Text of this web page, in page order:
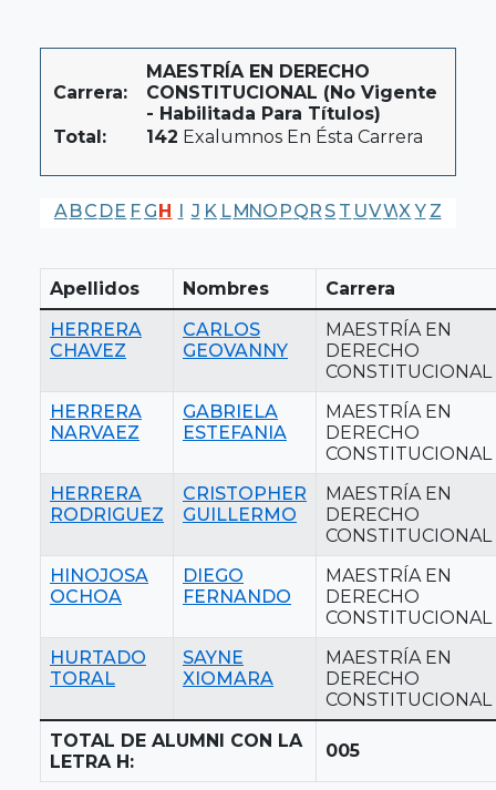
Carrera:
MAESTRÍA EN DERECHO
CONSTITUCIONAL (No Vigente
- Habilitada Para Títulos)
Total:
142 Exalumnos En Ésta Carrera
A BC DE F GH I J K LMNO PQR S T UVWX Y Z
Apellidos Nombres
Carrera
HERRERA
CHAVEZ
CARLOS
GEOVANNY
MAESTRÍA EN
DERECHO
CONSTITUCIONAL
HERRERA
NARVAEZ
GABRIELA
ESTEFANIA
MAESTRÍA EN
DERECHO
CONSTITUCIONAL
HERRERA
RODRIGUEZ
CRISTOPHER
GUILLERMO
MAESTRÍA EN
DERECHO
CONSTITUCIONAL
HINOJOSA
OCHOA
DIEGO
FERNANDO
MAESTRÍA EN
DERECHO
CONSTITUCIONAL
HURTADO
TORAL
SAYNE
XIOMARA
MAESTRÍA EN
DERECHO
CONSTITUCIONAL
TOTAL DE ALUMNI CON LA
LETRA H:
005